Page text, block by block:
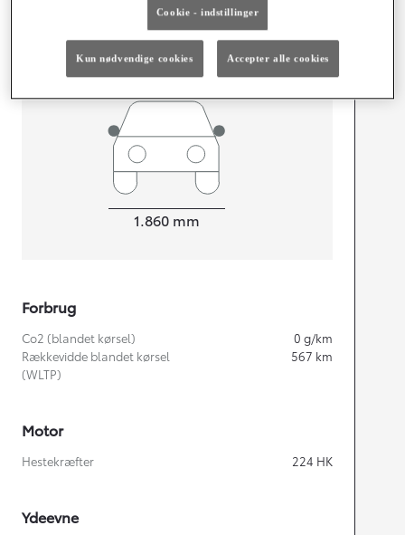
1.650
1.860 mm
Forbrug
Co2 (blandet kørsel) 0 g/km
Rækkevidde blandet kørsel
(WLTP)
567 km
Motor
Hestekræfter 224 HK
Ydeevne
Cookie - indstillinger
Kun nødvendige cookies Accepter alle cookies